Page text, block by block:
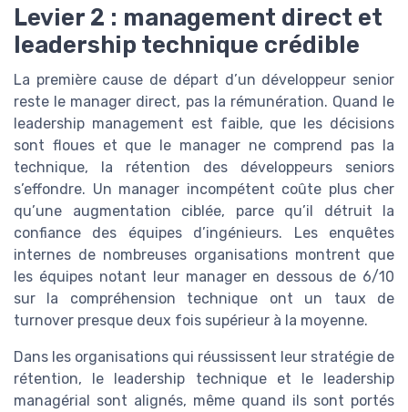
Levier 2 : management direct et
leadership technique crédible
La première cause de départ d’un développeur senior
reste le manager direct, pas la rémunération. Quand le
leadership management est faible, que les décisions
sont floues et que le manager ne comprend pas la
technique, la rétention des développeurs seniors
s’effondre. Un manager incompétent coûte plus cher
qu’une augmentation ciblée, parce qu’il détruit la
confiance des équipes d’ingénieurs. Les enquêtes
internes de nombreuses organisations montrent que
les équipes notant leur manager en dessous de 6/10
sur la compréhension technique ont un taux de
turnover presque deux fois supérieur à la moyenne.
Dans les organisations qui réussissent leur stratégie de
rétention, le leadership technique et le leadership
managérial sont alignés, même quand ils sont portés